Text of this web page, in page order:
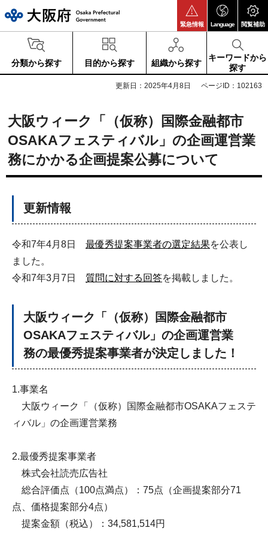
緊急情報 Language 閲覧補助
分類から探す 目的から探す 組織から探す
キーワードから
探す
更新日：2025年4月8日 ページID：102163
大阪ウィーク「（仮称）国際金融都市
OSAKAフェスティバル」の企画運営業
務にかかる企画提案公募について
更新情報
令和7年4月8日 最優秀提案事業者の選定結果を公表し
ました。
令和7年3月7日 質問に対する回答を掲載しました。
大阪ウィーク「（仮称）国際金融都市
OSAKAフェスティバル」の企画運営業
務の最優秀提案事業者が決定しました！
1.事業名
大阪ウィーク「（仮称）国際金融都市OSAKAフェステ
ィバル」の企画運営業務
2.最優秀提案事業者
株式会社読売広告社
総合評価点（100点満点）：75点（企画提案部分71
点、価格提案部分4点）
提案金額（税込）：34,581,514円